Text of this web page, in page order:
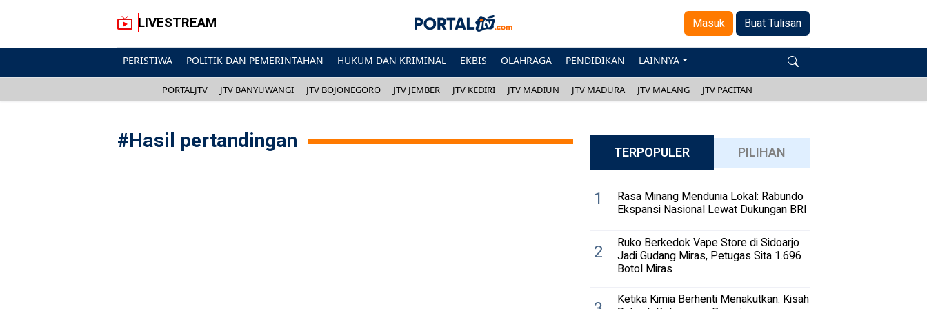
LIVESTREAM Masuk Buat Tulisan
PERISTIWA POLITIK DAN PEMERINTAHAN HUKUM DAN KRIMINAL EKBIS OLAHRAGA PENDIDIKAN LAINNYA
PORTALJTV JTV BANYUWANGI JTV BOJONEGORO JTV JEMBER JTV KEDIRI JTV MADIUN JTV MADURA JTV MALANG JTV PACITAN
#Hasil pertandingan TERPOPULER PILIHAN
1 Rasa Minang Mendunia Lokal: Rabundo
Ekspansi Nasional Lewat Dukungan BRI
2 Ruko Berkedok Vape Store di Sidoarjo
Jadi Gudang Miras, Petugas Sita 1.696
Botol Miras
Ketika Kimia Berhenti Menakutkan: Kisah